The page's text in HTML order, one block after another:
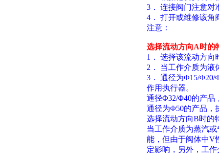
3 ． 连接阀门注意
4 ． 打开或维修该
注意：
选择流动方向A时的
1 ． 选择该流动方
2 ． 当工作介质为
3 ． 通径为Φ15/
作用执行器。
通径Φ32/Φ40的产品
通径为Φ50的产品，
选择流动方向B时的
当工作介质为蒸汽
能，但由于阀体中V
定影响，另外，工